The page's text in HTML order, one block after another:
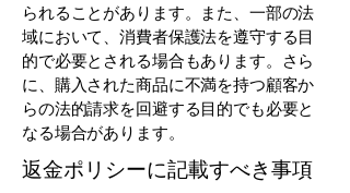
られることがあります。また、一部の法
域において、消費者保護法を遵守する目
的で必要とされる場合もあります。さら
に、購入された商品に不満を持つ顧客か
らの法的請求を回避する目的でも必要と
なる場合があります。
返金ポリシーに記載すべき事項